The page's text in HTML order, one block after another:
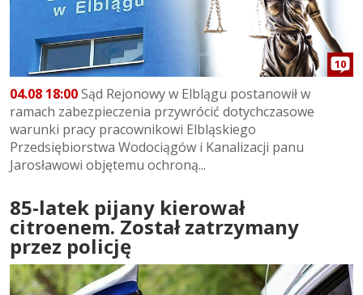
10
04.08 18:00Sąd Rejonowy w Elblągu postanowił w
ramach zabezpieczenia przywrócić dotychczasowe
warunki pracy pracownikowi Elbląskiego
Przedsiębiorstwa Wodociągów i Kanalizacji panu
Jarosławowi objętemu ochroną...
85-latek pijany kierował
citroenem. Został zatrzymany
przez policję